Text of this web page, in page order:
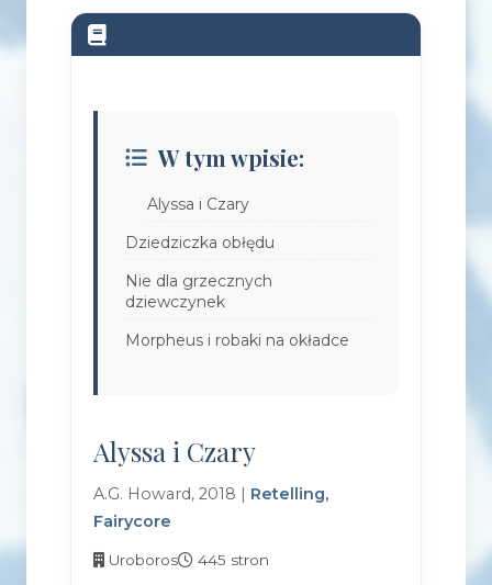
W tym wpisie:
Alyssa i Czary
Dziedziczka obłędu
Nie dla grzecznych
dziewczynek
Morpheus i robaki na okładce
Alyssa i Czary
A.G. Howard, 2018 | Retelling,
Fairycore
Uroboros 445 stron